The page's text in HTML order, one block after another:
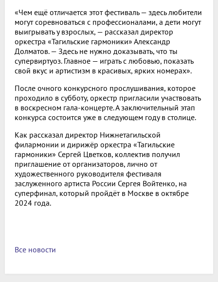
«Чем ещё отличается этот фестиваль — здесь любители
могут соревноваться с профессионалами, а дети могут
выигрывать у взрослых, — рассказал директор
оркестра «Тагильские гармоники» Александр
Долматов. — Здесь не нужно доказывать, что ты
супервиртуоз. Главное — играть с любовью, показать
свой вкус и артистизм в красивых, ярких номерах».
После очного конкурсного прослушивания, которое
проходило в субботу, оркестр пригласили участвовать
в воскресном гала-концерте. А заключительный этап
конкурса состоится уже в следующем году в столице.
Как рассказал директор Нижнетагильской
филармонии и дирижёр оркестра «Тагильские
гармоники» Сергей Цветков, коллектив получил
приглашение от организаторов, лично от
художественного руководителя фестиваля
заслуженного артиста России Сергея Войтенко, на
суперфинал, который пройдёт в Москве в октябре
2024 года.
Все новости